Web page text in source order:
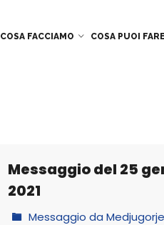
COSA FACCIAMO COSA PUOI
Messaggio del 25
2021
Messaggio da Medjugorje